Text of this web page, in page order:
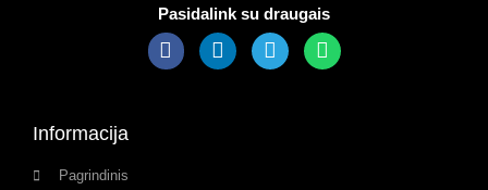
Pasidalink su draugais
Informacija
Pagrindinis